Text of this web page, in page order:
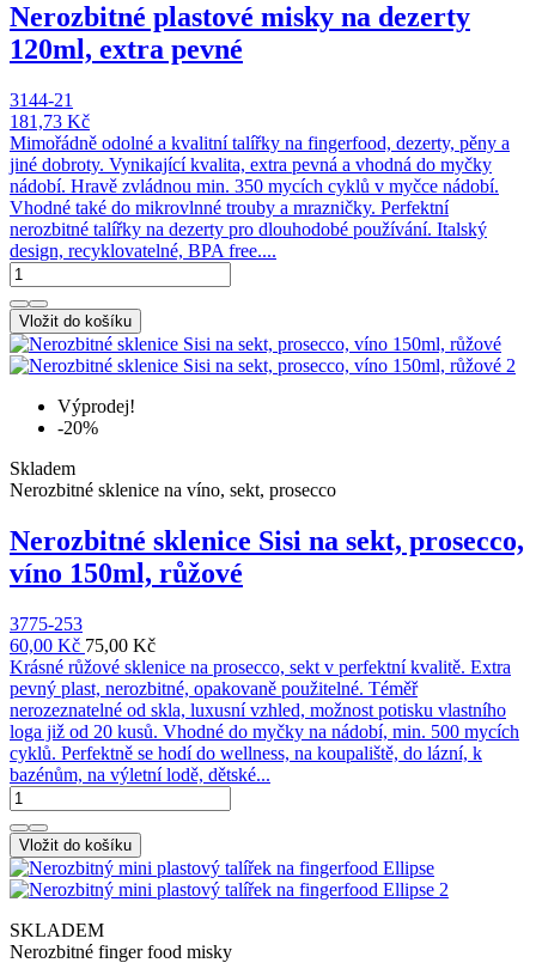
Nerozbitné plastové misky na dezerty
120ml, extra pevné
3144-21
181,73 Kč
Mimořádně odolné a kvalitní talířky na fingerfood, dezerty, pěny a
jiné dobroty. Vynikající kvalita, extra pevná a vhodná do myčky
nádobí. Hravě zvládnou min. 350 mycích cyklů v myčce nádobí.
Vhodné také do mikrovlnné trouby a mrazničky. Perfektní
nerozbitné talířky na dezerty pro dlouhodobé používání. Italský
design, recyklovatelné, BPA free....
Vložit do košíku
Výprodej!
-20%
Skladem
Nerozbitné sklenice na víno, sekt, prosecco
Nerozbitné sklenice Sisi na sekt, prosecco,
víno 150ml, růžové
3775-253
60,00 Kč 75,00 Kč
Krásné růžové sklenice na prosecco, sekt v perfektní kvalitě. Extra
pevný plast, nerozbitné, opakovaně použitelné. Téměř
nerozeznatelné od skla, luxusní vzhled, možnost potisku vlastního
loga již od 20 kusů. Vhodné do myčky na nádobí, min. 500 mycích
cyklů. Perfektně se hodí do wellness, na koupaliště, do lázní, k
bazénům, na výletní lodě, dětské...
Vložit do košíku
SKLADEM
Nerozbitné finger food misky